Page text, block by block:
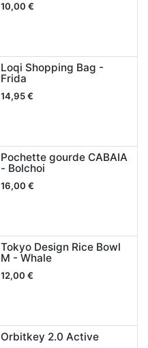
10,00 €
Loqi Shopping Bag -
Frida
14,95€
Pochette gourde CABAIA
- Bolchoi
16,00 €
Tokyo Design Rice Bowl
M - Whale
12,00 €
Orbitkey 2.0 Active